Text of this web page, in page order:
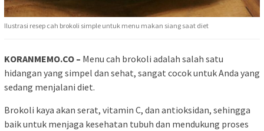
Ilustrasi resep cah brokoli simple untuk menu makan siang saat diet
KORANMEMO.CO – Menu cah brokoli adalah salah satu
hidangan yang simpel dan sehat, sangat cocok untuk Anda yang
sedang menjalani diet.
Brokoli kaya akan serat, vitamin C, dan antioksidan, sehingga
baik untuk menjaga kesehatan tubuh dan mendukung proses